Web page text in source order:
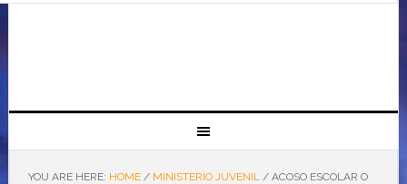
YOU ARE HERE: HOME / MINISTERIO JUVENIL /ACOSO ESCOLAR O